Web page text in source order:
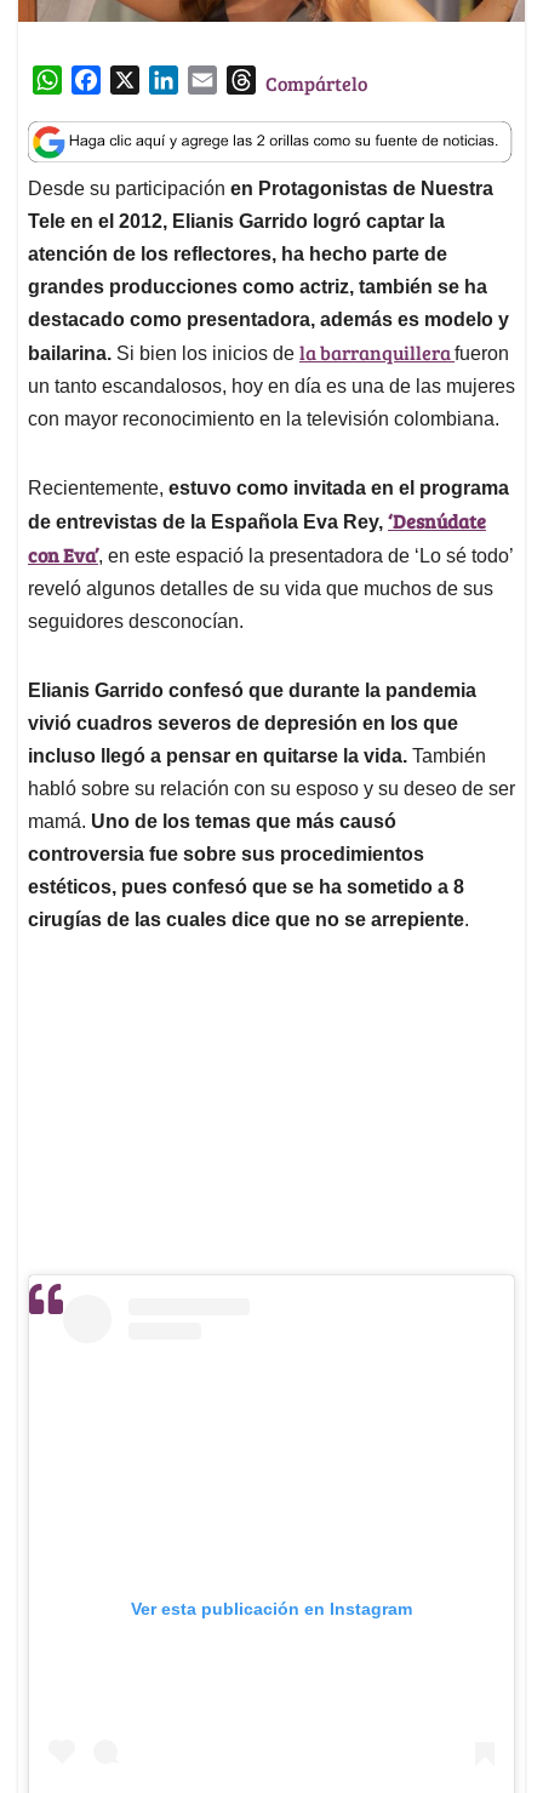
W
a
t
s
A
p
p
c
e
b
o
o
k
n
k
e
d
I
n
a
i
l
T
r
e
a
d
s
Compártelo
Desde su participación en Protagonistas de Nuestra
Tele en el 2012, Elianis Garrido logró captar la
atención de los reflectores, ha hecho parte de
grandes producciones como actriz, también se ha
destacado como presentadora, además es modelo y
bailarina. Si bien los inicios de la barranquillerafueron
un tanto escandalosos, hoy en día es una de las mujeres
con mayor reconocimiento en la televisión colombiana.
Recientemente, estuvo como invitada en el programa
de entrevistas de la Española Eva Rey, ‘Desnúdate
con Eva’, en este espació la presentadora de ‘Lo sé todo’
reveló algunos detalles de su vida que muchos de sus
seguidores desconocían.
Elianis Garrido confesó que durante la pandemia
vivió cuadros severos de depresión en los que
incluso llegó a pensar en quitarse la vida. También
habló sobre su relación con su esposo y su deseo de ser
mamá. Uno de los temas que más causó
controversia fue sobre sus procedimientos
estéticos, pues confesó que se ha sometido a 8
cirugías de las cuales dice que no se arrepiente.
Ver esta publicación en Instagram